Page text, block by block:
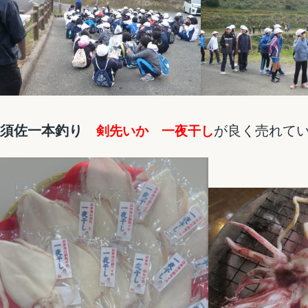
須佐一本釣り 剣先いか 一夜干しが良く売れて